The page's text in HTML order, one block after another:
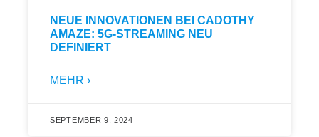
NEUE INNOVATIONEN BEI CADOTHY
AMAZE: 5G-STREAMING NEU
DEFINIERT
MEHR ›
SEPTEMBER 9, 2024